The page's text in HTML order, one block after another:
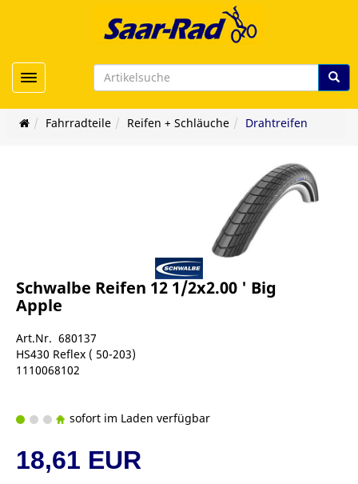
Toggle navigation
Fahrradteile Reifen + Schläuche Drahtreifen
Schwalbe Reifen 12 1/2x2.00 ' Big
Apple
Art.Nr. 680137
HS430 Reflex ( 50-203)
1110068102
sofort im Laden verfügbar
18,61 EUR